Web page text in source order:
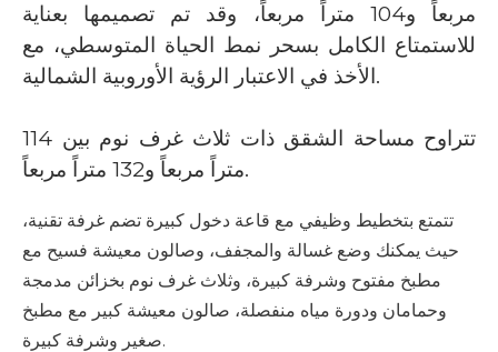
مربعاً و104 متراً مربعاً، وقد تم تصميمها بعناية
للاستمتاع الكامل بسحر نمط الحياة المتوسطي، مع
الأخذ في الاعتبار الرؤية الأوروبية الشمالية.
تتراوح مساحة الشقق ذات ثلاث غرف نوم بين 114
متراً مربعاً و132 متراً مربعاً.
تتمتع بتخطيط وظيفي مع قاعة دخول كبيرة تضم غرفة تقنية،
حيث يمكنك وضع غسالة والمجفف، وصالون معيشة فسيح مع
مطبخ مفتوح وشرفة كبيرة، وثلاث غرف نوم بخزائن مدمجة
وحمامان ودورة مياه منفصلة، صالون معيشة كبير مع مطبخ
صغير وشرفة كبيرة.